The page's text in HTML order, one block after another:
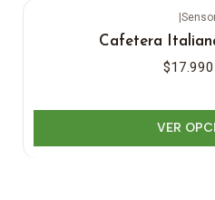
|
Cafetera
VER